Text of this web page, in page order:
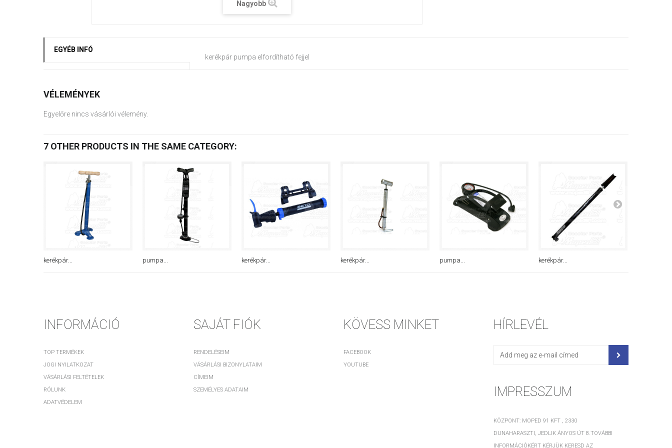
Nagyobb
EGYÉB INFÓ
kerékpár pumpa elfordítható fejjel
VÉLEMÉNYEK
Egyelőre nincs vásárlói vélemény.
7 OTHER PRODUCTS IN THE SAME CATEGORY:
kerékpár... pumpa... kerékpár... kerékpár... pumpa... kerékpár...
INFORMÁCIÓ
TOP TERMÉKEK
JOGI NYILATKOZAT
VÁSÁRLÁSI FELTÉTELEK
RÓLUNK
ADATVÉDELEM
SAJÁT FIÓK
RENDELÉSEIM
VÁSÁRLÁSI BIZONYLATAIM
CÍMEIM
SZEMÉLYES ADATAIM
KÖVESS MINKET
FACEBOOK
YOUTUBE
HÍRLEVÉL
IMPRESSZUM
KÖZPONT: MOPED 91 KFT , 2330
DUNAHARASZTI, JEDLIK ÁNYOS ÚT 8.TOVÁBBI
INFORMÁCIÓKÉRT KÉRJÜK KERESD AZ